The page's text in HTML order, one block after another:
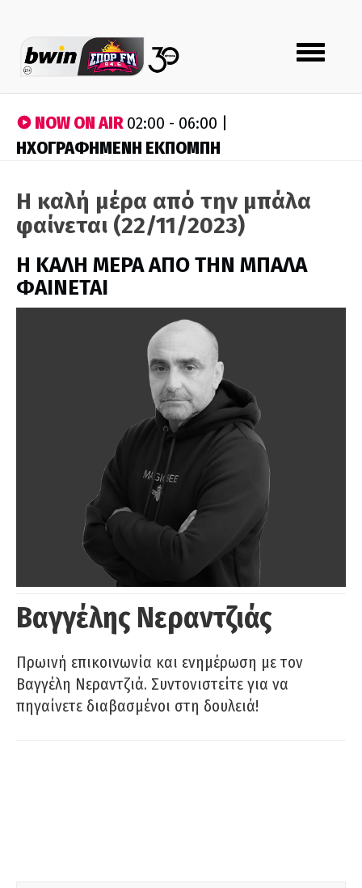
Toggle
navigation
NOW ON AIR02:00 - 06:00 |
ΗΧΟΓΡΑΦΗΜΕΝΗ ΕΚΠΟΜΠΗ
Η καλή μέρα από την μπάλα
φαίνεται (22/11/2023)
H ΚΑΛΗ ΜΕΡΑ ΑΠΟ ΤΗΝ ΜΠΑΛΑ
ΦΑΙΝΕΤΑΙ
Βαγγέλης Νεραντζιάς
Πρωινή επικοινωνία και ενημέρωση με τον
Βαγγέλη Νεραντζιά. Συντονιστείτε για να
πηγαίνετε διαβασμένοι στη δουλειά!